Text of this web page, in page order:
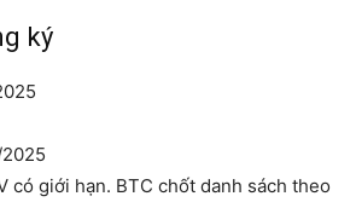
ký
có giới hạn. BTC chốt danh sách theo